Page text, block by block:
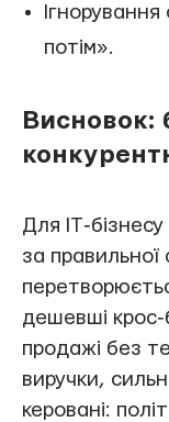
потім».
Висновок:
Для
за правильної
дешевші
продажі без
виручки,
керовані: